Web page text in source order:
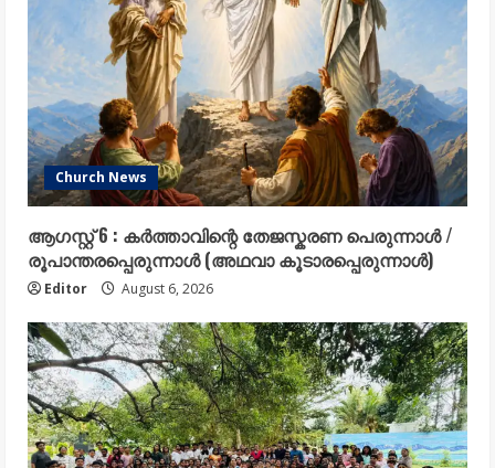
Church News
ആഗസ്റ്റ് 6 : കർത്താവിന്റെ തേജസ്കരണ പെരുന്നാൾ /
രൂപാന്തരപ്പെരുന്നാൾ (അഥവാ കൂടാരപ്പെരുന്നാൾ)
Editor August 6, 2026